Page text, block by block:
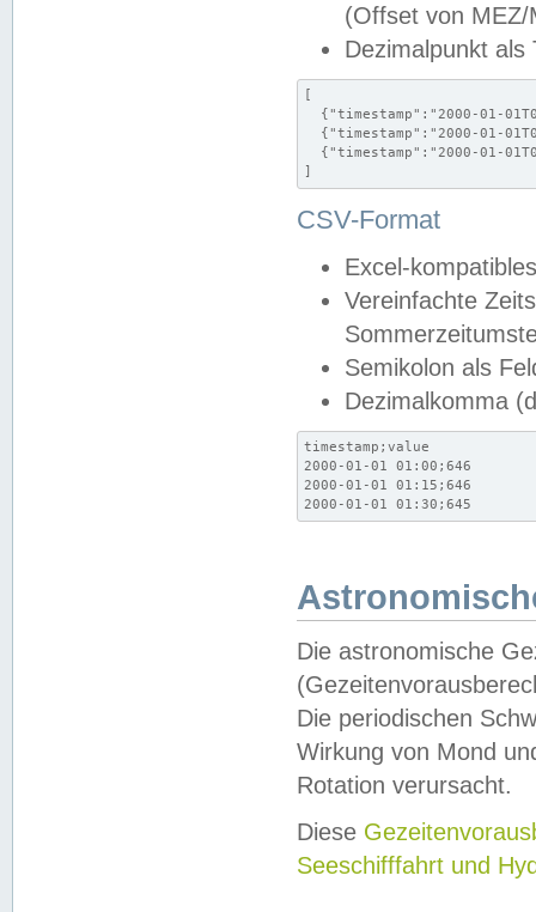
(Offset von MEZ/
Dezimalpunkt als
[
{"timestamp":"2000-01-
{"timestamp":"2000-01-
{"timestamp":"2000-01-
]
CSV-Format
Excel-
Vereinfachte
Semikolon als
Dezimalkomma
timestamp;value
2000-01-01 01:00;646
2000-01-01 01:15;646
2000-01-01 01:30;645
Die astronomische
Die periodischen
Wirkung von Mond
Rotation verursacht.
Diese
Seeschifffahrt und